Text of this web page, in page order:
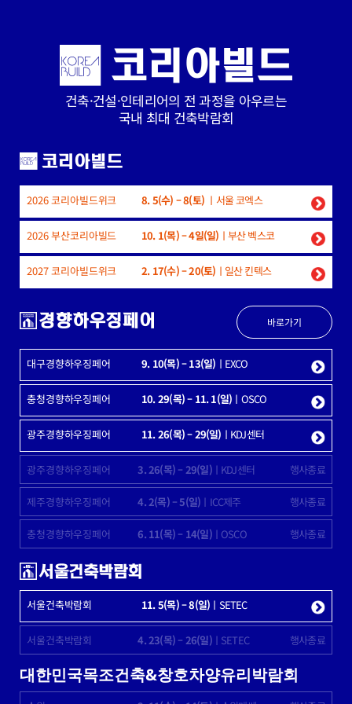
건축·건설·인테리어의 전 과정을 아우르는
국내 최대 건축박람회
2026 코리아빌드위크 8. 5(수) – 8(토) ㅣ서울 코엑스
2026 부산코리아빌드 10. 1(목) – 4일(일) ㅣ부산 벡스코
2027 코리아빌드위크 2. 17(수) – 20(토) ㅣ일산 킨텍스
바로가기
대구경향하우징페어 9. 10(목) – 13(일) ㅣEXCO
충청경향하우징페어 10. 29(목) – 11. 1(일) ㅣOSCO
광주경향하우징페어 11. 26(목) – 29(일) ㅣKDJ센터
광주경향하우징페어 3. 26(목) – 29(일)ㅣKDJ센터 행사종료
제주경향하우징페어 4. 2(목) – 5(일) ㅣICC제주 행사종료
충청경향하우징페어 6. 11(목) – 14(일)ㅣOSCO 행사종료
서울건축박람회 11. 5(목) – 8(일) ㅣSETEC
서울건축박람회 4. 23(목) – 26(일)ㅣSETEC 행사종료
대한민국목조건축&창호차양유리박람회